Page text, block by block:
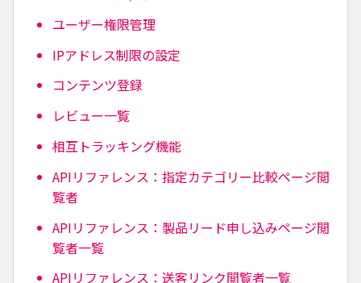
ユーザー権限管理
IPアドレス制限の設定
コンテンツ登録
レビュー一覧
相互トラッキング機能
APIリファレンス：指定カテゴリー比較ページ閲
覧者
APIリファレンス：製品リード申し込みページ閲
覧者一覧
APIリファレンス：送客リンク閲覧者一覧